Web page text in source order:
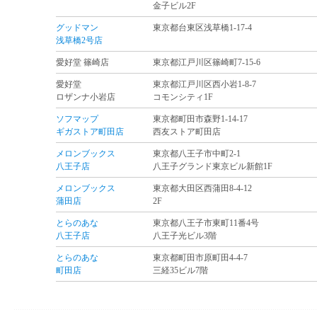
金子ビル2F
グッドマン
浅草橋2号店
東京都台東区浅草橋1-17-4
愛好堂 篠崎店 東京都江戸川区篠崎町7-15-6
愛好堂
ロザンナ小岩店
東京都江戸川区西小岩1-8-7
コモンシティ1F
ソフマップ
ギガストア町田店
東京都町田市森野1-14-17
西友ストア町田店
メロンブックス
八王子店
東京都八王子市中町2-1
八王子グランド東京ビル新館1F
メロンブックス
蒲田店
東京都大田区西蒲田8-4-12
2F
とらのあな
八王子店
東京都八王子市東町11番4号
八王子光ビル3階
とらのあな
町田店
東京都町田市原町田4-4-7
三経35ビル7階